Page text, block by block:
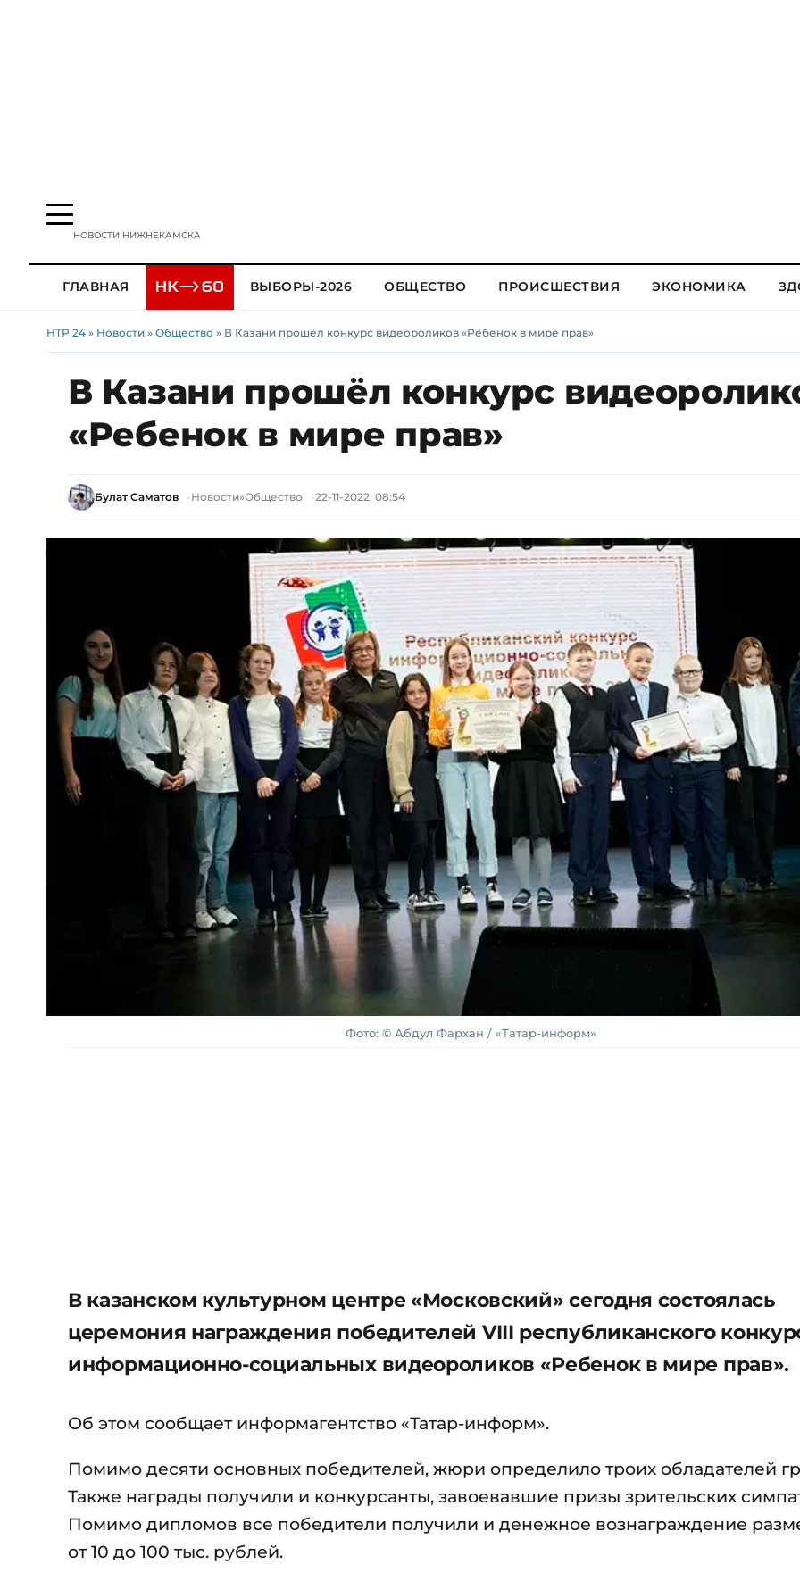
НОВОСТИ НИЖНЕКАМСКА
ГЛАВНАЯ ВЫБОРЫ-2026 ОБЩЕСТВО ПРОИСШЕСТВИЯ ЭКОНОМИКА
НТР 24 » Новости » Общество » В Казани прошёл конкурс видеороликов «Ребенок в мире прав»
В Казани прошёл конкурс
«Ребенок в мире прав»
Булат Саматов Новости»Общество 22-11-2022, 08:54
Фото: © Абдул Фархан / «Татар-информ»
В казанском культурном центре «Московский» сегодня состоялась
церемония награждения победителей VIII республиканского
информационно-социальных видеороликов «Ребенок в мире прав».
Об этом сообщает информагентство «Татар-информ».
Помимо десяти основных победителей, жюри определило троих обладателей
Также награды получили и конкурсанты, завоевавшие призы зрительских
Помимо дипломов все победители получили и денежное вознаграждение
от 10 до 100 тыс. рублей.